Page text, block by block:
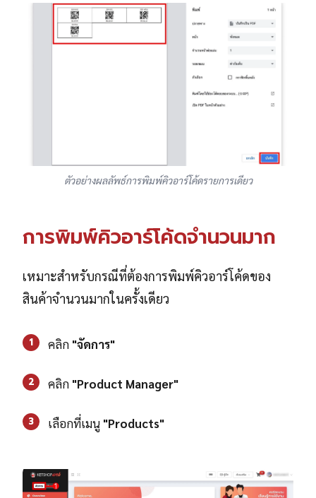
ตัวอย่างผลลัพธ์การพิมพ์คิวอาร์โค้ดรายการเดียว
การพิมพ์คิวอาร์โค้ดจำนวนมาก
เหมาะสำหรับกรณีที่ต้องการพิมพ์คิวอาร์โค้ดของ
สินค้าจำนวนมากในครั้งเดียว
1 คลิก "จัดการ"
2 คลิก "Product Manager"
3 เลือกที่เมนู "Products"